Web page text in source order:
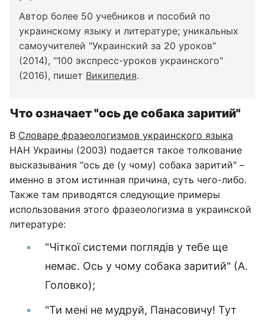
Автор более 50 учебников и пособий по
украинскому языку и литературе; уникальных
самоучителей "Украинский за 20 уроков"
(2014), "100 экспресс-уроков украинского"
(2016), пишет Википедия.
Что означает "ось де собака заритий"
В Словаре фразеологизмов украинского языка
НАН Украины (2003) подается такое толкование
высказывания "ось де (у чому) собака заритий" –
именно в этом истинная причина, суть чего-либо.
Также там приводятся следующие примеры
использования этого фразеологизма в украинской
литературе:
"Чіткої системи поглядів у тебе ще
немає. Ось у чому собака заритий" (А.
Головко);
"Ти мені не мудруй, Панасовичу! Тут